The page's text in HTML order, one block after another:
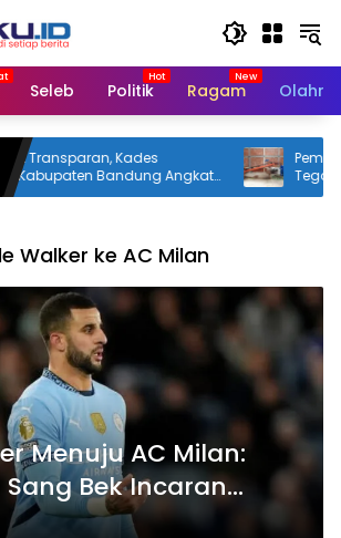
Seleb Politik Ragam
Kades
Bandung Angkat
Pemkot
Tegalega
Walker ke AC Milan
Menuju AC Milan:
Bek Incaran
Italia?